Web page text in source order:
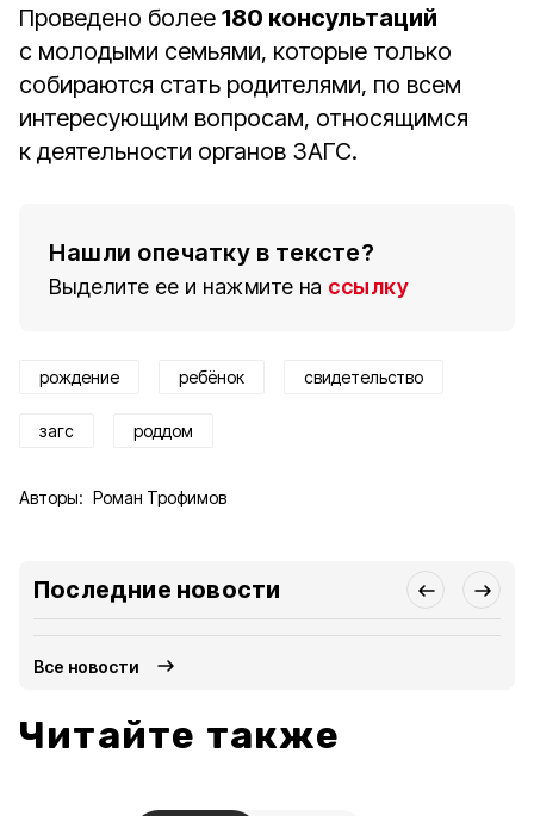
Проведено более 180 консультаций
с молодыми семьями, которые только
собираются стать родителями, по всем
интересующим вопросам, относящимся
к деятельности органов ЗАГС.
Нашли опечатку в тексте?
Выделите ее и нажмите на ссылку
рождение ребёнок свидетельство
загс роддом
Авторы: Роман Трофимов
Последние новости
Все новости
Читайте также